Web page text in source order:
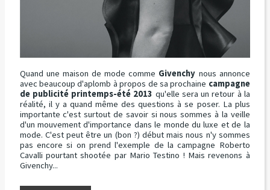
Quand une maison de mode comme Givenchy nous annonce
avec beaucoup d'aplomb à propos de sa prochaine campagne
de publicité printemps-été 2013 qu'elle sera un retour à la
réalité, il y a quand même des questions à se poser. La plus
importante c'est surtout de savoir si nous sommes à la veille
d'un mouvement d'importance dans le monde du luxe et de la
mode. C'est peut être un (bon ?) début mais nous n'y sommes
pas encore si on prend l'exemple de la campagne Roberto
Cavalli pourtant shootée par Mario Testino ! Mais revenons à
Givenchy...